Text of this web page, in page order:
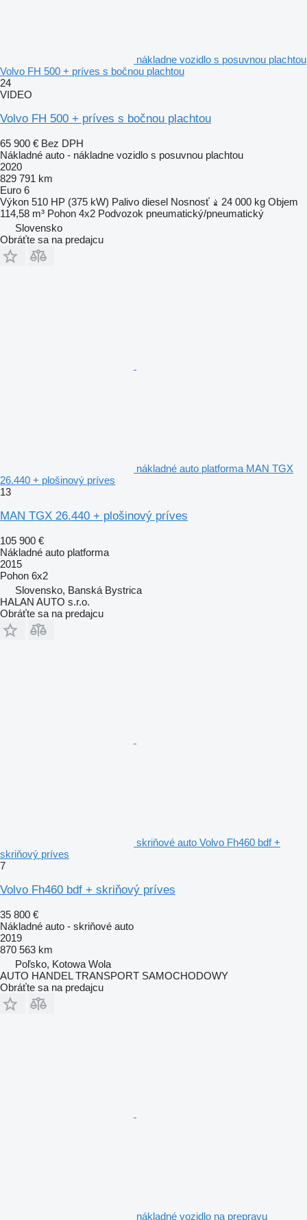
nákladne vozidlo s posuvnou plachtou
Volvo FH 500 + príves s bočnou plachtou
24
VIDEO
Volvo FH 500 + príves s bočnou plachtou
65 900 € Bez DPH
Nákladné auto - nákladne vozidlo s posuvnou plachtou
2020
829 791 km
Euro 6
Výkon 510 HP (375 kW) Palivo diesel Nosnosť 24 000 kg Objem
114,58 m³ Pohon 4x2 Podvozok pneumatický/pneumatický
Slovensko
Obráťte sa na predajcu
nákladné auto platforma MAN TGX
26.440 + plošinový príves
13
MAN TGX 26.440 + plošinový príves
105 900 €
Nákladné auto platforma
2015
Pohon 6x2
Slovensko, Banská Bystrica
HALAN AUTO s.r.o.
Obráťte sa na predajcu
skriňové auto Volvo Fh460 bdf +
skriňový príves
7
Volvo Fh460 bdf + skriňový príves
35 800 €
Nákladné auto - skriňové auto
2019
870 563 km
Poľsko, Kotowa Wola
AUTO HANDEL TRANSPORT SAMOCHODOWY
Obráťte sa na predajcu
nákladné vozidlo na prepravu